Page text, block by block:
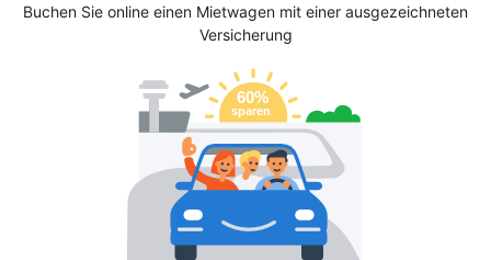
Buchen Sie online einen Mietwagen mit einer ausgezeichneten
Versicherung